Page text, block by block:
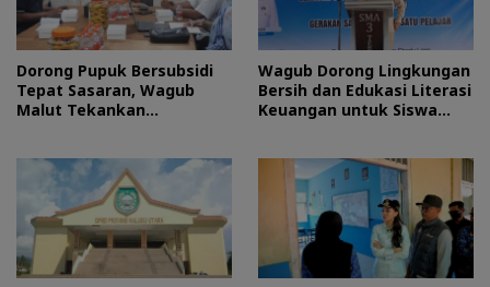
Dorong Pupuk Bersubsidi
Tepat Sasaran, Wagub
Malut Tekankan
Wagub Dorong Lingkungan
Bersih dan Edukasi Literasi
Keuangan untuk Siswa